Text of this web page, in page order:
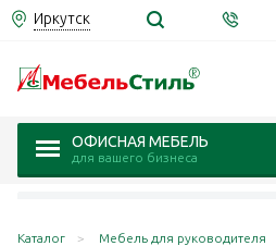
Иркутск
ОФИСНАЯ МЕБЕЛЬ
для вашего бизнеса
Каталог Мебель для руководителя